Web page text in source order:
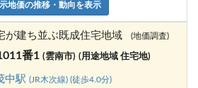
地価の推移・動向を表示
が建ち並ぶ既成住宅地域 (地価調査)
番1 (雲南市) (用途地域 住宅地)
中駅(JR木次線) (徒歩4.0分)